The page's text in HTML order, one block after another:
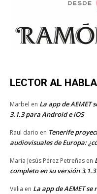
LECTOR AL HABLA
Marbel en La app de AEMET
3.1.3 para Android e iOS
Raul dario en Tenerife
audiovisuales de Europa:
Maria Jesús Pérez Petreñas en
completo en su versión
Velia en La app de AEMET